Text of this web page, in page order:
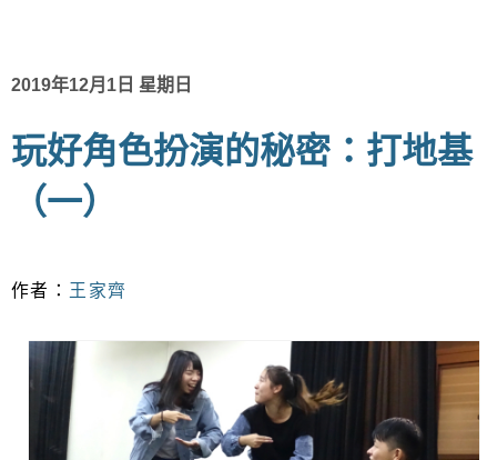
2019年12月1日 星期日
玩好角色扮演的秘密：打地基
（一）
作者： 王家齊